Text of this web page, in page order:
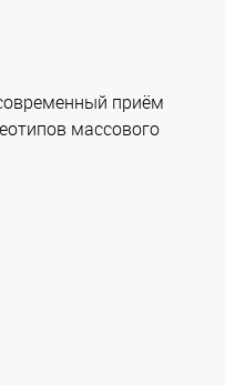
приём
массового